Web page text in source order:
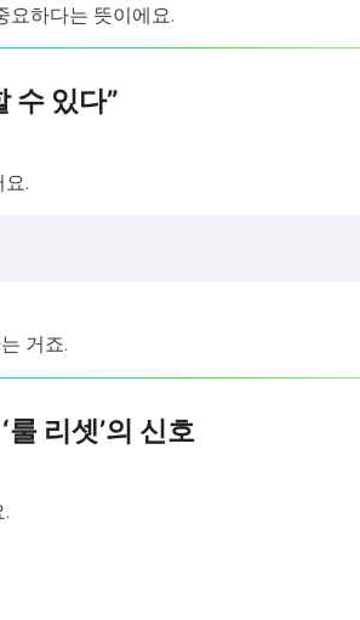
요하다는 뜻이에요.
수 있다”
.
거죠.
리셋’의 신호